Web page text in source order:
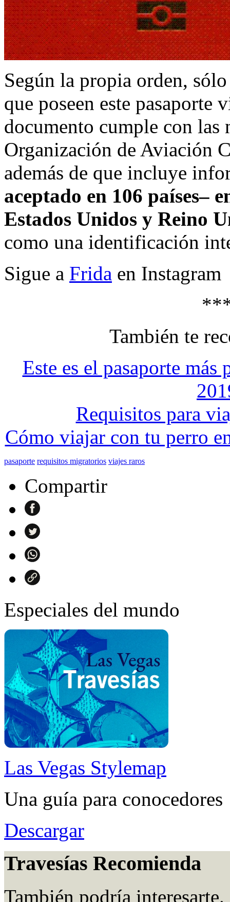
Según la propia orden,
que poseen este pasaporte
documento cumple con las
Organización de Aviación
además de que incluye
aceptado en 106 países–
Estados Unidos y Reino
como una identificación
Sigue a Frida en Instagram
También te
Este es el pasaporte
Requisitos para
Cómo viajar con tu perro
pasaporte requisitos migratorios viajes raros
Compartir
Especiales del mundo
Las Vegas Stylemap
Una guía para conocedores
Descargar
Travesías Recomienda
También podría interesarte.